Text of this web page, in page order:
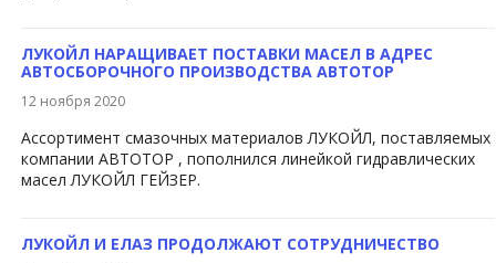
ЛУКОЙЛ НАРАЩИВАЕТ ПОСТАВКИ МАСЕЛ В АДРЕС
АВТОСБОРОЧНОГО ПРОИЗВОДСТВА АВТОТОР
12 ноября 2020
Ассортимент смазочных материалов ЛУКОЙЛ, поставляемых
компании АВТОТОР , пополнился линейкой гидравлических
масел ЛУКОЙЛ ГЕЙЗЕР.
ЛУКОЙЛ И ЕЛАЗ ПРОДОЛЖАЮТ СОТРУДНИЧЕСТВО